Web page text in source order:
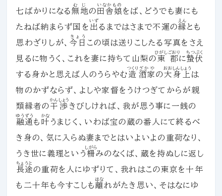
七ばかりになる無地
むじ
の 田舎娘
いなかもの
をば、どうでも妻にも
たねば納まらず国を 出
いず
るまではさまで不運の縁
えん
とも
思わざりしが、今日
きょう
この頃は送りこしたる写真をさえ
見るに物うく、これを妻に持ちて山梨の 東
ひがし
郡
ごおり
に蟄伏
ちつぷく
する身かと思えば人のうらやむ造
つくり
酒家
ざかや
の大身上
おおしんしょう
は
物のかずならず、よしや家督をうけつぎてからが親
類縁者の干渉
かんしょう
きびしければ、我が思う事に一銭の
融通
ゆうずう
も 叶
かな
うまじく、いわば宝の蔵の番人にて終るべ
き身の、気に入らぬ妻までとはいよいよの重荷なり、
うき世に義理という 柵
しがら
みのなくば、蔵を持ぬしに返し
長途
ちょうと
の重荷を人にゆずりて、我れはこの東京を十年
も二十年も今すこしも離
はな
れがたき思い、そはなにゆ